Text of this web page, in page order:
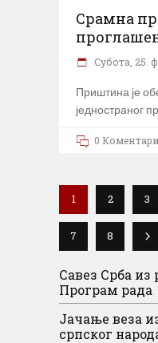
Срамна
Субота, 25.
Приштина је
једностраног
0 Коментари
1 2 3
7 8
Савез Срба из
Програм рада
Јачање веза
српског